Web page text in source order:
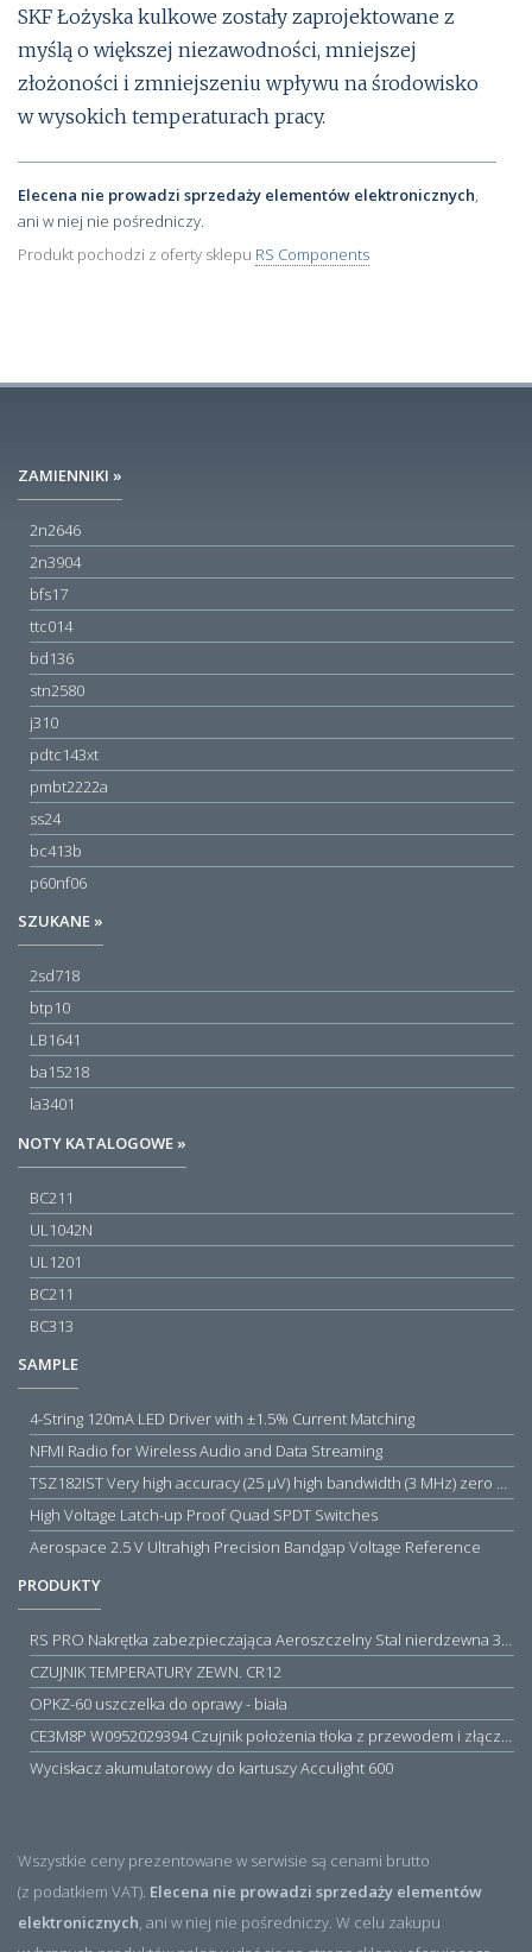
SKF Łożyska kulkowe zostały zaprojektowane z
myślą o większej niezawodności, mniejszej
złożoności i zmniejszeniu wpływu na środowisko
w wysokich temperaturach pracy.
Elecena nie prowadzi sprzedaży elementów elektronicznych,
ani w niej nie pośredniczy.
Produkt pochodzi z oferty sklepu RS Components
ZAMIENNIKI »
2n2646
2n3904
bfs17
ttc014
bd136
stn2580
j310
pdtc143xt
pmbt2222a
ss24
bc413b
p60nf06
SZUKANE »
2sd718
btp10
LB1641
ba15218
la3401
NOTY KATALOGOWE »
BC211
UL1042N
UL1201
BC211
BC313
SAMPLE
4-String 120mA LED Driver with ±1.5% Current Matching
NFMI Radio for Wireless Audio and Data Streaming
TSZ182IST Very high accuracy (25 µV) high bandwidth (3 MHz) zero drift 5 V operational amplifiers
High Voltage Latch-up Proof Quad SPDT Switches
Aerospace 2.5 V Ultrahigh Precision Bandgap Voltage Reference
PRODUKTY
RS PRO Nakrętka zabezpieczająca Aeroszczelny Stal nierdzewna 316 Zwykłe
CZUJNIK TEMPERATURY ZEWN. CR12
OPKZ-60 uszczelka do oprawy - biała
CE3M8P W0952029394 Czujnik położenia tłoka z przewodem i złączem M8, PNP NO, 10...30VDC, 100mA, METALWORK, METAL WORK jak MZT1-0
Wyciskacz akumulatorowy do kartuszy Acculight 600
Wszystkie ceny prezentowane w serwisie są cenami brutto
(z podatkiem VAT). Elecena nie prowadzi sprzedaży elementów
elektronicznych, ani w niej nie pośredniczy. W celu zakupu